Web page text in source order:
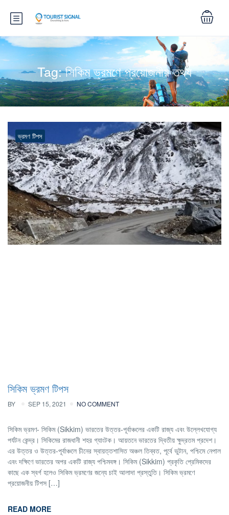
Tag:সিকিম ভ্রমণে প্রয়োজনীয় তথ্য
ভ্রমণ টিপস
সিকিম ভ্রমণ টিপস
BY SEP 15, 2021 NO COMMENT
সিকিম ভ্রমণ- সিকিম (Sikkim) ভারতের উত্তর-পূর্বাঞ্চলের একটি রাজ্য এবং উল্লেখযোগ্য
পর্যটন কেন্দ্র। সিকিমের রাজধানী শহর গ্যাংটক। আয়তনে ভারতের দ্বিতীয় ক্ষুদ্রতম প্রদেশ।
এর উত্তর ও উত্তর-পূর্বাঞ্চলে চীনের স্বায়ত্তশাসিত অঞ্চল তিব্বত, পূর্বে ভুটান, পশ্চিমে নেপাল
এবং দক্ষিণে ভারতের অপর একটি রাজ্য পশ্চিমবঙ্গ। সিকিম (Sikkim) প্রকৃতি প্রেমিকদের
কাছে এক স্বর্গ হলেও সিকিম ভ্রমণের জন্যে চাই আলাদা প্রস্তুতি। সিকিম ভ্রমণে
প্রয়োজনীয় টিপস […]
READ MORE